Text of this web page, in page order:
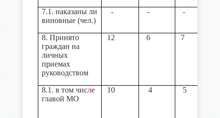
7.1. наказаны ли
виновные (чел.)
- - -
8. Принято
граждан на
личных
приемах
руководством
12 6 7
8.1. в том числе
главой МО
10 4 5